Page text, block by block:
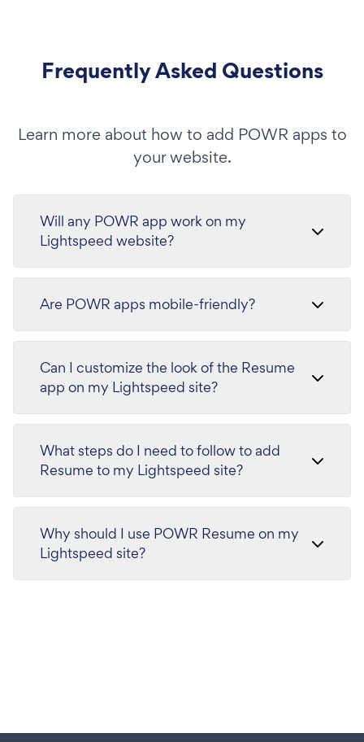
Frequently Asked Questions
Learn more about how to add POWR apps to
your website.
Will any POWR app work on my
Lightspeed website?
Are POWR apps mobile-friendly?
Can I customize the look of the Resume
app on my Lightspeed site?
What steps do I need to follow to add
Resume to my Lightspeed site?
Why should I use POWR Resume on my
Lightspeed site?